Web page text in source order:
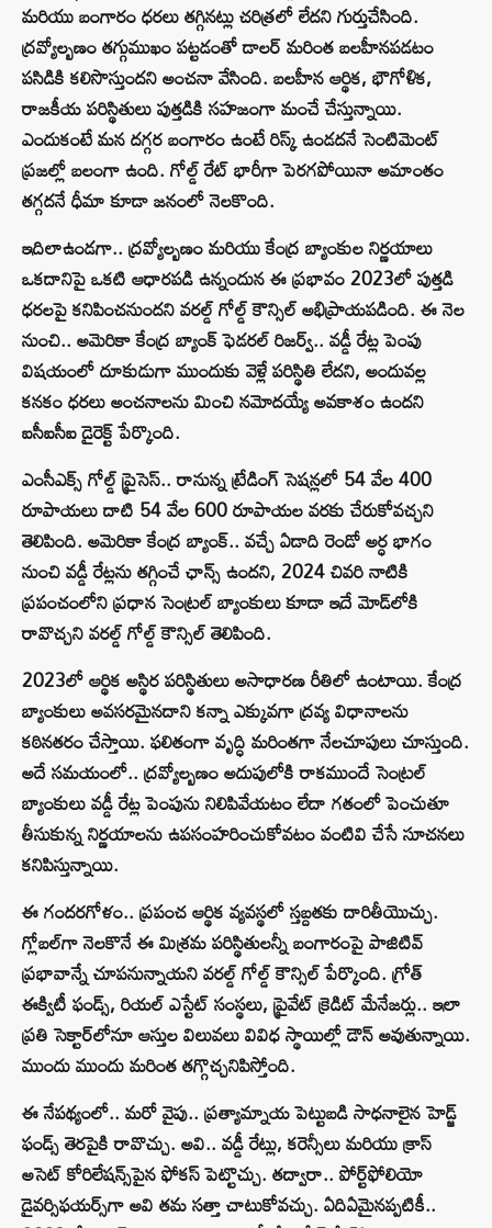
మరియు బంగారం ధరలు తగ్గినట్లు చరిత్రలో లేదని గుర్తుచేసింది.
ద్రవ్యోల్బణం తగ్గుముఖం పట్టడంతో డాలర్ మరింత బలహీనపడటం
పసిడికి కలిసొస్తుందని అంచనా వేసింది. బలహీన ఆర్థిక, భౌగోళిక,
రాజకీయ పరిస్థితులు పుత్తడికి సహజంగా మంచే చేస్తున్నాయి.
ఎందుకంటే మన దగ్గర బంగారం ఉంటే రిస్క్‌ ఉండదనే సెంటిమెంట్‌
ప్రజల్లో బలంగా ఉంది. గోల్డ్‌ రేట్‌ భారీగా పెరగపోయినా అమాంతం
తగ్గదనే ధీమా కూడా జనంలో నెలకొంది.
ఇదిలాఉండగా.. ద్రవ్యోల్బణం మరియు కేంద్ర బ్యాంకుల నిర్ణయాలు
ఒకదానిపై ఒకటి ఆధారపడి ఉన్నందున ఈ ప్రభావం 2023లో పుత్తడి
ధరలపై కనిపించనుందని వరల్డ్‌ గోల్డ్‌ కౌన్సిల్‌ అభిప్రాయపడింది. ఈ నెల
నుంచి.. అమెరికా కేంద్ర బ్యాంక్‌ ఫెడరల్‌ రిజర్వ్‌.. వడ్డీ రేట్ల పెంపు
విషయంలో దూకుడుగా ముందుకు వెళ్లే పరిస్థితి లేదని, అందువల్ల
కనకం ధరలు అంచనాలను మించి నమోదయ్యే అవకాశం ఉందని
ఐసీఐసీఐ డైరెక్ట్‌ పేర్కొంది.
ఎంసీఎక్స్‌ గోల్డ్‌ ప్రైసెస్‌.. రానున్న ట్రేడింగ్‌ సెషన్లలో 54 వేల 400
రూపాయలు దాటి 54 వేల 600 రూపాయల వరకు చేరుకోవచ్చని
తెలిపింది. అమెరికా కేంద్ర బ్యాంక్‌.. వచ్చే ఏడాది రెండో అర్ధ భాగం
నుంచి వడ్డీ రేట్లను తగ్గించే ఛాన్స్‌ ఉందని, 2024 చివరి నాటికి
ప్రపంచంలోని ప్రధాన సెంట్రల్‌ బ్యాంకులు కూడా ఇదే మోడ్‌లోకి
రావొచ్చని వరల్డ్‌ గోల్డ్‌ కౌన్సిల్‌ తెలిపింది.
2023లో ఆర్థిక అస్థిర పరిస్థితులు అసాధారణ రీతిలో ఉంటాయి. కేంద్ర
బ్యాంకులు అవసరమైనదాని కన్నా ఎక్కువగా ద్రవ్య విధానాలను
కఠినతరం చేస్తాయి. ఫలితంగా వృద్ధి మరింతగా నేలచూపులు చూస్తుంది.
అదే సమయంలో.. ద్రవ్యోల్బణం అదుపులోకి రాకముందే సెంట్రల్‌
బ్యాంకులు వడ్డీ రేట్ల పెంపును నిలిపివేయటం లేదా గతంలో పెంచుతూ
తీసుకున్న నిర్ణయాలను ఉపసంహరించుకోవటం వంటివి చేసే సూచనలు
కనిపిస్తున్నాయి.
ఈ గందరగోళం.. ప్రపంచ ఆర్థిక వ్యవస్థలో స్తబ్దతకు దారితీయొచ్చు.
గ్లోబల్‌గా నెలకొనే ఈ మిశ్రమ పరిస్థితులన్నీ బంగారంపై పాజిటివ్‌
ప్రభావాన్నే చూపనున్నాయని వరల్డ్‌ గోల్డ్‌ కౌన్సిల్‌ పేర్కొంది. గ్రోత్‌
ఈక్విటీ ఫండ్స్‌, రియల్‌ ఎస్టేట్‌ సంస్థలు, ప్రైవేట్‌ క్రెడిట్‌ మేనేజర్లు.. ఇలా
ప్రతి సెక్టార్‌లోనూ ఆస్తుల విలువలు వివిధ స్థాయిల్లో డౌన్‌ అవుతున్నాయి.
ముందు ముందు మరింత తగ్గొచ్చనిపిస్తోంది.
ఈ నేపథ్యంలో.. మరో వైపు.. ప్రత్యామ్నాయ పెట్టుబడి సాధనాలైన హెడ్జ్‌
ఫండ్స్‌ తెరపైకి రావొచ్చు. అవి.. వడ్డీ రేట్లు, కరెన్సీలు మరియు క్రాస్‌
అసెట్‌ కోరిలేషన్స్‌పైన ఫోకస్‌ పెట్టొచ్చు. తద్వారా.. పోర్ట్‌ఫోలియో
డైవర్సిఫయర్స్‌గా అవి తమ సత్తా చాటుకోవచ్చు. ఏదిఏమైనప్పటికీ..